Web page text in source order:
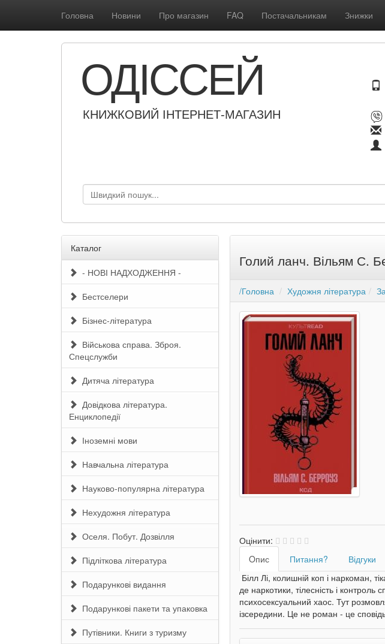
Головна Новини Про магазин FAQ Постачальникам Знижки
ОДІССЕЙ
КНИЖКОВИЙ ІНТЕРНЕТ-МАГАЗИН
Каталог
- НОВІ НАДХОДЖЕННЯ -
Бестселери
Бізнес-література
Військова справа. Зброя.
Спецслужби
Дитяча література
Довідкова література.
Енциклопедії
Іноземні мови
Навчальна література
Науково-популярна література
Нехудожня література
Оселя. Побут. Дозвілля
Підліткова література
Подарункові видання
Подарункові пакети та упаковка
Путівники. Книги з туризму
Голий ланч. Вільям С.
/Головна Художня література
Оцінити:
Oпис
Питання?
Відгуки
Білл Лі, колишній коп і наркоман,
де наркотики, тілесність і
психосексуальний хаос. Тут
ізсередини. Це не роман - це